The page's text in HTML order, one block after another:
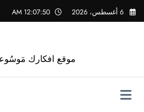
التجاوز
إلى
6 أغسطس، 2026 12:07:51 AM
موقع افكارك